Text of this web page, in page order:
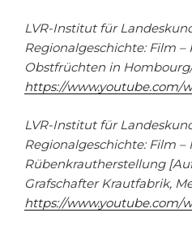
LVR-Institut für
Regionalgeschichte: Film –
Obstfrüchten in
https://www.youtube.com/
LVR-Institut für
Regionalgeschichte: Film –
Rübenkrautherstellung
Grafschafter Krautfabrik,
https://www.youtube.com/